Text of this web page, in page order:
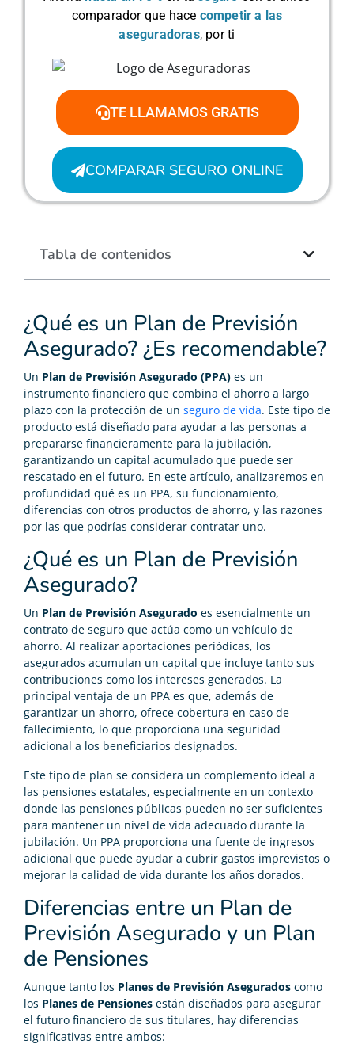
¿Qué es un Plan de Previsión
Asegurado? ¿Es recomendable?
Un Plan de Previsión Asegurado (PPA) es un
instrumento financiero que combina el ahorro a largo
plazo con la protección de un seguro de vida. Este tipo de
producto está diseñado para ayudar a las personas a
prepararse financieramente para la jubilación,
garantizando un capital acumulado que puede ser
rescatado en el futuro. En este artículo, analizaremos en
profundidad qué es un PPA, su funcionamiento,
diferencias con otros productos de ahorro, y las razones
por las que podrías considerar contratar uno.
¿Qué es un Plan de Previsión
Asegurado?
Un Plan de Previsión Asegurado es esencialmente un
contrato de seguro que actúa como un vehículo de
ahorro. Al realizar aportaciones periódicas, los
asegurados acumulan un capital que incluye tanto sus
contribuciones como los intereses generados. La
principal ventaja de un PPA es que, además de
garantizar un ahorro, ofrece cobertura en caso de
fallecimiento, lo que proporciona una seguridad
adicional a los beneficiarios designados.
Este tipo de plan se considera un complemento ideal a
las pensiones estatales, especialmente en un contexto
donde las pensiones públicas pueden no ser suficientes
para mantener un nivel de vida adecuado durante la
jubilación. Un PPA proporciona una fuente de ingresos
adicional que puede ayudar a cubrir gastos imprevistos o
mejorar la calidad de vida durante los años dorados.
Diferencias entre un Plan de
Previsión Asegurado y un Plan
de Pensiones
Aunque tanto los Planes de Previsión Asegurados como
los Planes de Pensiones están diseñados para asegurar
el futuro financiero de sus titulares, hay diferencias
significativas entre ambos:
comparador que hace competir a las
aseguradoras, por ti
TE LLAMAMOS GRATIS
COMPARAR SEGURO ONLINE
Tabla de contenidos